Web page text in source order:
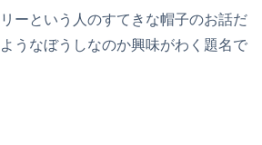
ーという人のすてきな帽子のお話だ
うなぼうしなのか興味がわく題名で